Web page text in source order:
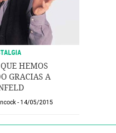
HEMOS
GRACIAS A
14/05/2015